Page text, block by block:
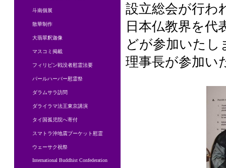
斗南個展
散華制作
大翡翠釈迦像
マスコミ掲載
フィリピン戦没者慰霊法要
パールハーバー慰霊祭
ダラムサラ訪問
ダライラマ法王東京講演
タイ国孤児院へ寄付
スマトラ沖地震プーケット慰霊
ウェーサク祝祭
International Buddhist Confederation
設立総会が行わ
日本仏教界を代
どが参加いたし
理事長が参加い